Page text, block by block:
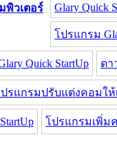
พิวเตอร์ Glary Quick
โปรแกรม
Quick StartUp ดา
รแกรมปรับแต่งคอมให้
โปรแกรมเพิ่ม